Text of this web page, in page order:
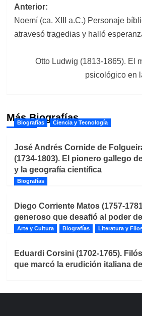
Navegación
de
entradas
Anterior:
Noemí (ca. XIII a.C.) Personaje
atravesó tragedias y halló
Otto Ludwig (1813-1865). El
psicológico en
Más Biografías
Biografías Ciencia y Tecnología
José Andrés Cornide de
(1734-1803). El pionero gallego
y la geografía científica
Biografías
Diego Corriente Matos (1757-
generoso que desafió al poder
Arte y Cultura Biografías Literatura y
Eduardi Corsini (1702-1765).
que marcó la erudición italiana